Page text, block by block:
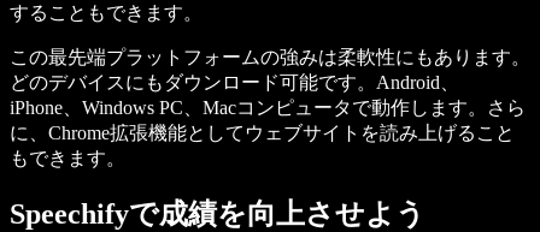
することもできます。
この最先端プラットフォームの強みは柔軟性にもあります。
どのデバイスにもダウンロード可能です。Android、
iPhone、Windows PC、Macコンピュータで動作します。さら
に、Chrome拡張機能としてウェブサイトを読み上げること
もできます。
Speechifyで成績を向上させよう